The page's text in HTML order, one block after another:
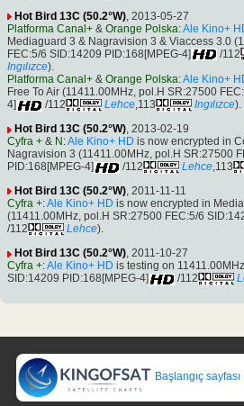
Hot Bird 13C (50.2°W) , 2013-05-27
Platforma Canal+ & Orange Polska:Ale Kino+
Mediaguard 3 & Nagravision 3 & Viaccess 3.0
FEC:5/6 SID:14209 PID:168[MPEG-4]
/112
Ingılızce).
Platforma Canal+ & Orange Polska:Ale Kino+
Free To Air (11411.00MHz, pol.H SR:27500
4]
/112 Lehce,113 Ingılızce).
Hot Bird 13C (50.2°W), 2013-02-19
Cyfra + & N :Ale Kino+ HD is now encrypted in
Nagravision 3 (11411.00MHz, pol.H SR:27500
PID:168[MPEG-4]
/112 Lehce,113
Hot Bird 13C (50.2°W), 2011-11-11
Cyfra +:Ale Kino+ HD is now encrypted in
(11411.00MHz, pol.H SR:27500 FEC:5/6
/112
Lehce).
Hot Bird 13C (50.2°W), 2011-10-27
Cyfra +:Ale Kino+ HD is testing on
SID:14209 PID:168[MPEG-4]
/112
Başlangıç sayfası